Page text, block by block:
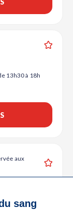
13h30 à 18h
aux
sang